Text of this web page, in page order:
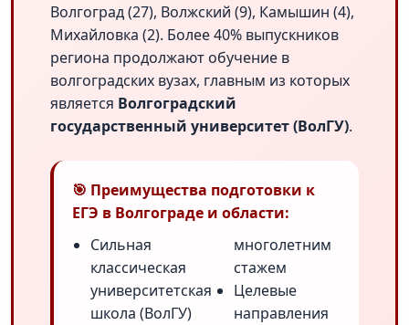
Волгоград (27), Волжский (9), Камышин (4),
Михайловка (2). Более 40% выпускников
региона продолжают обучение в
волгоградских вузах, главным из которых
является Волгоградский
государственный университет (ВолГУ).
🎯 Преимущества подготовки к
ЕГЭ в Волгограде и области:
Сильная
классическая
университетская
школа (ВолГУ)
многолетним
стажем
Целевые
направления